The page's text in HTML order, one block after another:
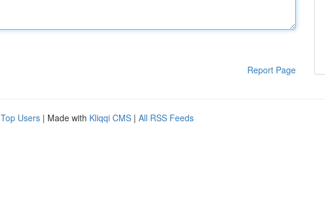
Report Page
Top Users | Made with Kliqqi CMS | All RSS Feeds